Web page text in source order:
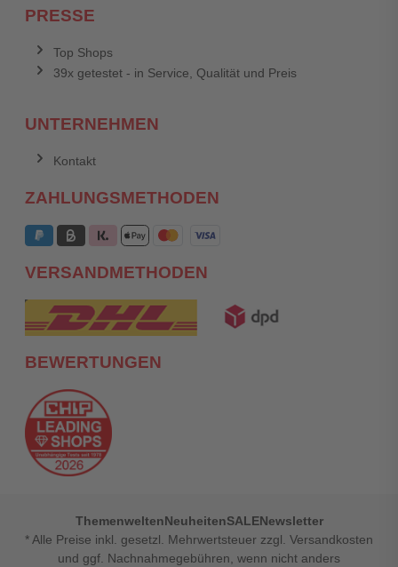
PRESSE
Top Shops
39x getestet - in Service, Qualität und Preis
UNTERNEHMEN
Kontakt
ZAHLUNGSMETHODEN
VERSANDMETHODEN
BEWERTUNGEN
ThemenweltenNeuheitenSALENewsletter
* Alle Preise inkl. gesetzl. Mehrwertsteuer zzgl. Versandkosten
und ggf. Nachnahmegebühren, wenn nicht anders